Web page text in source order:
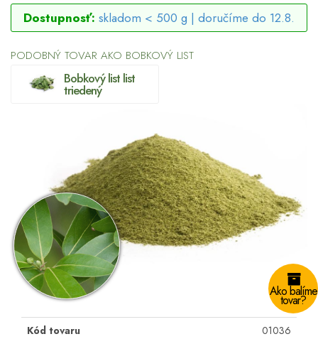
Dostupnosť: skladom < 500 g | doručíme do 12.8.
PODOBNÝ TOVAR AKO BOBKOVÝ LIST
Bobkový list list
triedený
Ako balíme
tovar?
Kód tovaru
01036